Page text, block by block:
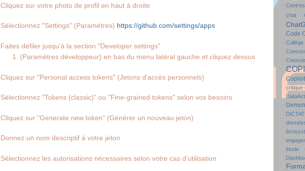
Cliquez sur votre photo de profil en haut à droite
Sélectionnez "Settings" (Paramètres) https://github.com/settings/apps
Faites défiler jusqu'à la section "Developer settings"
(Paramètres développeur) en bas du menu latéral gauche et cliquez dessus
Cliquez sur "Personal access tokens" (Jetons d'accès personnels)
Sélectionnez "Tokens (classic)" ou "Fine-grained tokens" selon vos besoins
Cliquez sur "Generate new token" (Générer un nouveau jeton)
Donnez un nom descriptif à votre jeton
Sélectionnez les autorisations nécessaires selon votre cas d'utilisation
chat
Code
critique
DataAct
étude